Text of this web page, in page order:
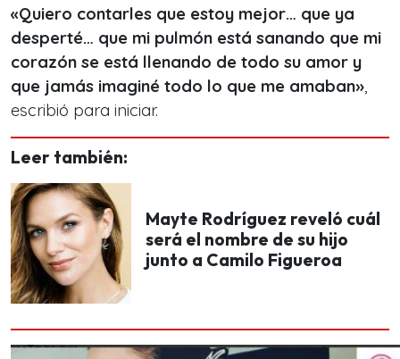
«Quiero contarles que estoy mejor… que ya
desperté… que mi pulmón está sanando que mi
corazón se está llenando de todo su amor y
que jamás imaginé todo lo que me amaban»,
escribió para iniciar.
Leer también:
Mayte Rodríguez reveló cuál
será el nombre de su hijo
junto a Camilo Figueroa